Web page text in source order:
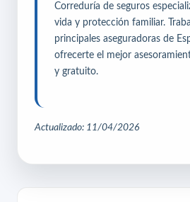
Correduría de seguros
vida y protección familiar.
principales aseguradoras de
ofrecerte el mejor
y gratuito.
Actualizado: 11/04/2026